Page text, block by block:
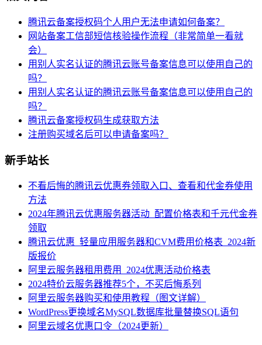
腾讯云备案授权码个人用户无法申请如何备案？
网站备案工信部短信核验操作流程（非常简单一看就
会）
用别人实名认证的腾讯云账号备案信息可以使用自己的
吗？
用别人实名认证的腾讯云账号备案信息可以使用自己的
吗？
腾讯云备案授权码生成获取方法
注册购买域名后可以申请备案吗？
新手站长
不看后悔的腾讯云优惠券领取入口、查看和代金券使用
方法
2024年腾讯云优惠服务器活动_配置价格表和千元代金券
领取
腾讯云优惠_轻量应用服务器和CVM费用价格表_2024新
版报价
阿里云服务器租用费用_2024优惠活动价格表
2024特价云服务器推荐5个，不买后悔系列
阿里云服务器购买和使用教程（图文详解）
WordPress更换域名MySQL数据库批量替换SQL语句
阿里云域名优惠口令（2024更新）